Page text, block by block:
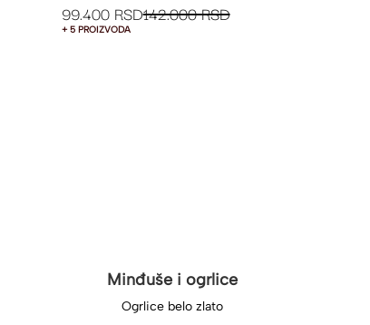
99.400 RSD142.000 RSD
+ 5 PROIZVODA
Minđuše i ogrlice
Ogrlice belo zlato